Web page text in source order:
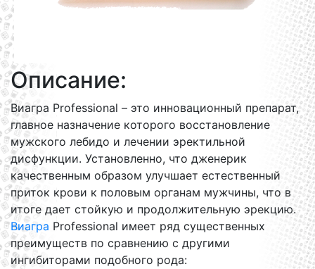
Описание:
Виагра Professional – это инновационный препарат,
главное назначение которого восстановление
мужского лебидо и лечении эректильной
дисфункции. Установленно, что дженерик
качественным образом улучшает естественный
приток крови к половым органам мужчины, что в
итоге дает стойкую и продолжительную эрекцию.
Виагра Professional имеет ряд существенных
преимуществ по сравнению с другими
ингибиторами подобного рода: